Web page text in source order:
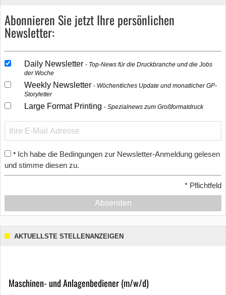
Abonnieren Sie jetzt Ihre persönlichen
Newsletter:
Daily Newsletter
Top-News für die Druckbranche und die Jobs
der Woche
Weekly Newsletter
Wöchentliches Update und monatlicher GP-
Storyletter
Large Format Printing Spezialnews zum Großformatdruck
* Ich habe die Bedingungen zur Newsletter-Anmeldung gelesen
und stimme diesen zu.
* Pflichtfeld
Absenden
AKTUELLSTE STELLENANZEIGEN
Maschinen- und Anlagenbediener (m/w/d)